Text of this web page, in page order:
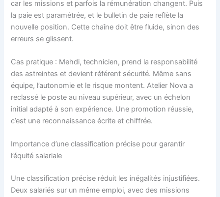
car les missions et parfois la rémunération changent. Puis
la paie est paramétrée, et le bulletin de paie reflète la
nouvelle position. Cette chaîne doit être fluide, sinon des
erreurs se glissent.
Cas pratique : Mehdi, technicien, prend la responsabilité
des astreintes et devient référent sécurité. Même sans
équipe, l’autonomie et le risque montent. Atelier Nova a
reclassé le poste au niveau supérieur, avec un échelon
initial adapté à son expérience. Une promotion réussie,
c’est une reconnaissance écrite et chiffrée.
Importance d’une classification précise pour garantir
l’équité salariale
Une classification précise réduit les inégalités injustifiées.
Deux salariés sur un même emploi, avec des missions